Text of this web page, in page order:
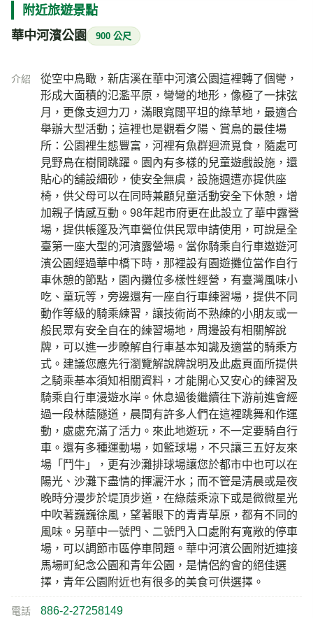
附近旅遊景點
華中河濱公園 900 公尺
介紹
從空中鳥瞰，新店溪在華中河濱公園這裡轉了個彎，
形成大面積的氾濫平原，彎彎的地形，像極了一抹弦
月，更像支迴力刀，滿眼寬闊平坦的綠草地，最適合
舉辦大型活動；這裡也是觀看夕陽、賞鳥的最佳場
所：公園裡生態豐富，河裡有魚群迴流覓食，隨處可
見野鳥在樹間跳躍。園內有多樣的兒童遊戲設施，還
貼心的舖設細砂，使安全無虞，設施週遭亦提供座
椅，供父母可以在同時兼顧兒童活動安全下休憩，增
加親子情感互動。98年起市府更在此設立了華中露營
場，提供帳篷及汽車營位供民眾申請使用，可說是全
臺第一座大型的河濱露營場。當你騎乘自行車遨遊河
濱公園經過華中橋下時，那裡設有園遊攤位當作自行
車休憩的節點，園內攤位多樣性經營，有臺灣風味小
吃、童玩等，旁邊還有一座自行車練習場，提供不同
動作等級的騎乘練習，讓技術尚不熟練的小朋友或一
般民眾有安全自在的練習場地，周邊設有相關解說
牌，可以進一步瞭解自行車基本知識及適當的騎乘方
式。建議您應先行瀏覽解說牌說明及此處頁面所提供
之騎乘基本須知相關資料，才能開心又安心的練習及
騎乘自行車漫遊水岸。休息過後繼續往下游前進會經
過一段林蔭隧道，晨間有許多人們在這裡跳舞和作運
動，處處充滿了活力。來此地遊玩，不一定要騎自行
車。還有多種運動場，如籃球場，不只讓三五好友來
場「鬥牛」，更有沙灘排球場讓您於都市中也可以在
陽光、沙灘下盡情的揮灑汗水；而不管是清晨或是夜
晚時分漫步於堤頂步道，在綠蔭乘涼下或是微微星光
中吹著巍巍徐風，望著眼下的青青草原，都有不同的
風味。另華中一號門、二號門入口處附有寬敞的停車
場，可以調節市區停車問題。華中河濱公園附近連接
馬場町紀念公園和青年公園，是情侶約會的絕佳選
擇，青年公園附近也有很多的美食可供選擇。
電話 886-2-27258149